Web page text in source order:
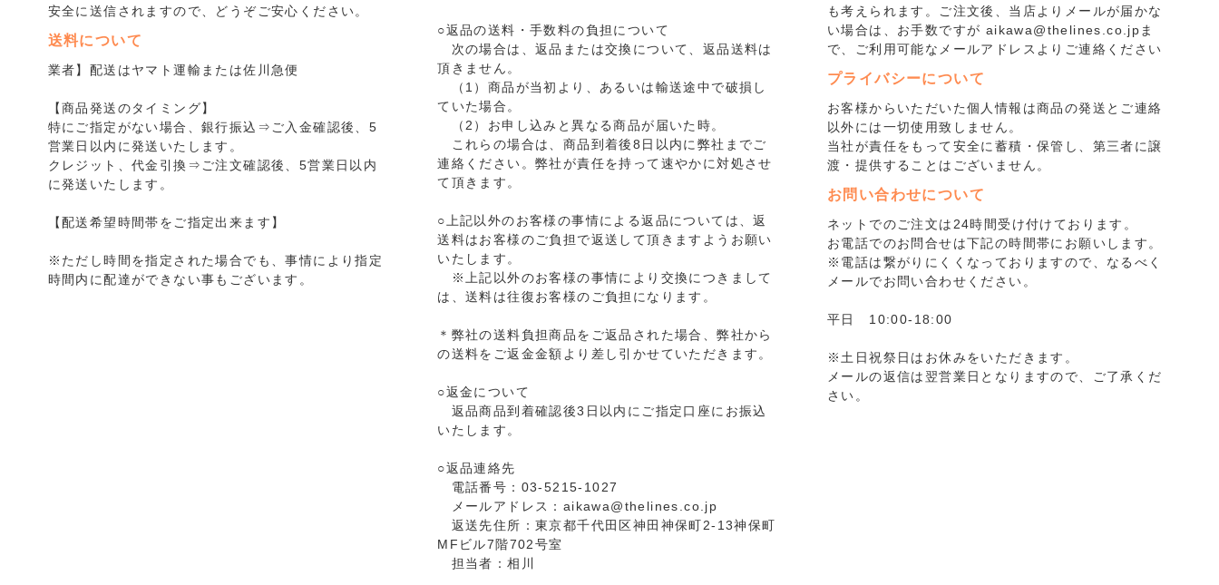
安全に送信されますので、どうぞご安心ください。
送料について
業者】配送はヤマト運輸または佐川急便
【商品発送のタイミング】
特にご指定がない場合、銀行振込⇒ご入金確認後、5
営業日以内に発送いたします。
クレジット、代金引換⇒ご注文確認後、5営業日以内
に発送いたします。
【配送希望時間帯をご指定出来ます】
※ただし時間を指定された場合でも、事情により指定
時間内に配達ができない事もございます。
○返品の送料・手数料の負担について
次の場合は、返品または交換について、返品送料は
頂きません。
（1）商品が当初より、あるいは輸送途中で破損し
ていた場合。
（2）お申し込みと異なる商品が届いた時。
これらの場合は、商品到着後8日以内に弊社までご
連絡ください。弊社が責任を持って速やかに対処させ
て頂きます。
○上記以外のお客様の事情による返品については、返
送料はお客様のご負担で返送して頂きますようお願い
いたします。
※上記以外のお客様の事情により交換につきまして
は、送料は往復お客様のご負担になります。
＊弊社の送料負担商品をご返品された場合、弊社から
の送料をご返金金額より差し引かせていただきます。
○返金について
返品商品到着確認後3日以内にご指定口座にお振込
いたします。
○返品連絡先
電話番号：03-5215-1027
メールアドレス：aikawa@thelines.co.jp
返送先住所：東京都千代田区神田神保町2-13神保町
MFビル7階702号室
担当者：相川
も考えられます。ご注文後、当店よりメールが届かな
い場合は、お手数ですが aikawa@thelines.co.jpま
で、ご利用可能なメールアドレスよりご連絡ください
プライバシーについて
お客様からいただいた個人情報は商品の発送とご連絡
以外には一切使用致しません。
当社が責任をもって安全に蓄積・保管し、第三者に譲
渡・提供することはございません。
お問い合わせについて
ネットでのご注文は24時間受け付けております。
お電話でのお問合せは下記の時間帯にお願いします。
※電話は繋がりにくくなっておりますので、なるべく
メールでお問い合わせください。
平日 10:00-18:00
※土日祝祭日はお休みをいただきます。
メールの返信は翌営業日となりますので、ご了承くだ
さい。